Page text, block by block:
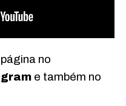
no
e também no